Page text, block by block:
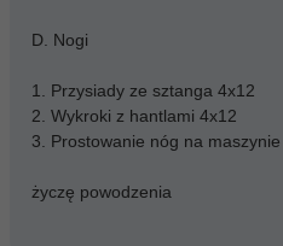
D. Nogi
1. Przysiady ze sztanga 4x12
2. Wykroki z hantlami 4x12
3. Prostowanie nóg na
życzę powodzenia